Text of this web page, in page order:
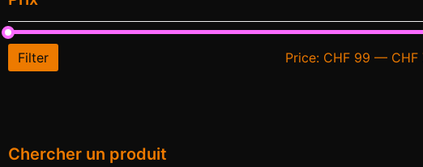
Filter Price: CHF 99 — CHF
Chercher un produit